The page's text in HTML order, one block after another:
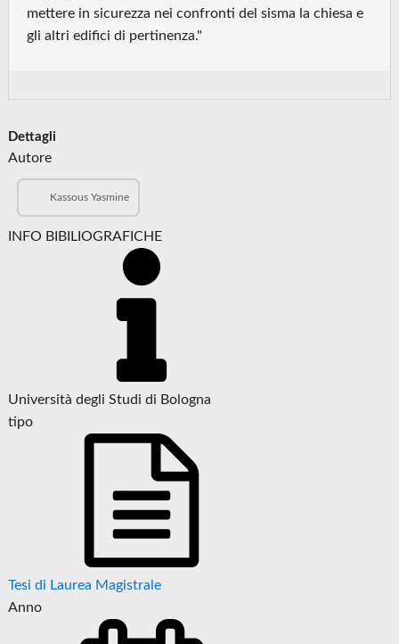
mettere in sicurezza nei confronti del sisma la chiesa e
gli altri edifici di pertinenza."
Dettagli
Autore
Kassous Yasmine
INFO BIBILIOGRAFICHE
Università degli Studi di Bologna
tipo
Tesi di Laurea Magistrale
Anno